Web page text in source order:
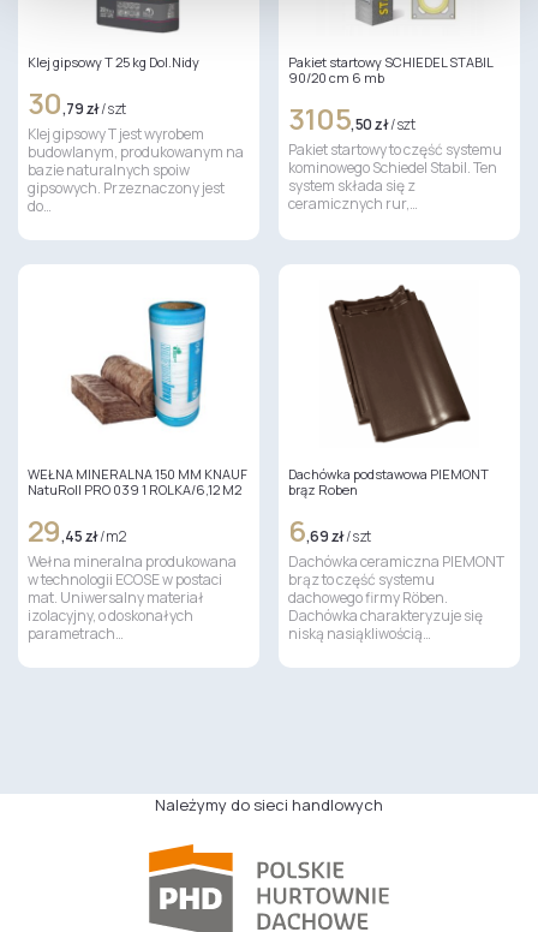
Klej gipsowy T 25 kg Dol.Nidy
30,79 zł/ szt
Klej gipsowy T jest wyrobem
budowlanym, produkowanym na
bazie naturalnych spoiw
gipsowych. Przeznaczony jest
do…
Pakiet startowy SCHIEDEL STABIL
90/20 cm 6 mb
3105,50 zł/ szt
Pakiet startowy to część systemu
kominowego Schiedel Stabil. Ten
system składa się z
ceramicznych rur,…
WEŁNA MINERALNA 150 MM KNAUF
NatuRoll PRO 039 1 ROLKA/6,12 M2
29,45 zł/ m2
Wełna mineralna produkowana
w technologii ECOSE w postaci
mat. Uniwersalny materiał
izolacyjny, o doskonałych
parametrach…
Dachówka podstawowa PIEMONT
brąz Roben
6,69 zł/ szt
Dachówka ceramiczna PIEMONT
brąz to część systemu
dachowego firmy Röben.
Dachówka charakteryzuje się
niską nasiąkliwością…
Należymy do sieci handlowych